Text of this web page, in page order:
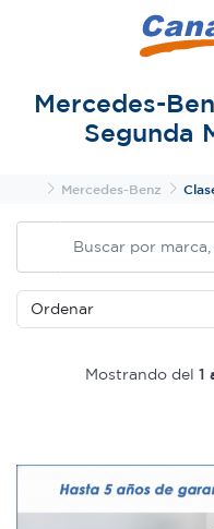
Mercedes-
Segunda
InicioMercedes-Benz
Mostrando del 1